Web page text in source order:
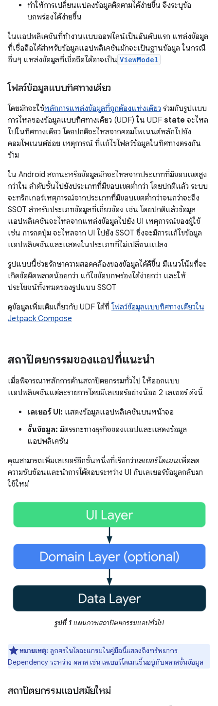
ทำให้การเปลี่ยนแปลงข้อมูลติดตามได้ง่ายขึ้น จึงระบุข้อ
บกพร่องได้ง่ายขึ้น
ในแอปพลิเคชันที่ทำงานแบบออฟไลน์เป็นอันดับแรก แหล่งข้อมูล
ที่เชื่อถือได้สำหรับข้อมูลแอปพลิเคชันมักจะเป็นฐานข้อมูล ในกรณี
อื่นๆ แหล่งข้อมูลที่เชื่อถือได้อาจเป็น ViewModel
โฟลว์ข้อมูลแบบทิศทางเดียว
โดยมักจะใช้หลักการแหล่งข้อมูลที่ถูกต้องแห่งเดียว ร่วมกับรูปแบบ
การไหลของข้อมูลแบบทิศทางเดียว (UDF) ใน UDF state จะไหล
ไปในทิศทางเดียว โดยปกติจะไหลจากคอมโพเนนต์หลักไปยัง
คอมโพเนนต์ย่อย เหตุการณ์ ที่แก้ไขโฟลว์ข้อมูลในทิศทางตรงกัน
ข้าม
ใน Android สถานะหรือข้อมูลมักจะไหลจากประเภทที่มีขอบเขตสูง
กว่าใน ลำดับชั้นไปยังประเภทที่มีขอบเขตต่ำกว่า โดยปกติแล้ว ระบบ
จะทริกเกอร์เหตุการณ์จากประเภทที่มีขอบเขตต่ำกว่าจนกว่าจะถึง
SSOT สำหรับประเภทข้อมูลที่เกี่ยวข้อง เช่น โดยปกติแล้วข้อมูล
แอปพลิเคชันจะไหลจากแหล่งข้อมูลไปยัง UI เหตุการณ์ของผู้ใช้
เช่น การกดปุ่ม จะไหลจาก UI ไปยัง SSOT ซึ่งจะมีการแก้ไขข้อมูล
แอปพลิเคชันและแสดงในประเภทที่ไม่เปลี่ยนแปลง
รูปแบบนี้ช่วยรักษาความสอดคล้องของข้อมูลได้ดีขึ้น มีแนวโน้มที่จะ
เกิดข้อผิดพลาดน้อยกว่า แก้ไขข้อบกพร่องได้ง่ายกว่า และให้
ประโยชน์ทั้งหมดของรูปแบบ SSOT
ดูข้อมูลเพิ่มเติมเกี่ยวกับ UDF ได้ที่ โฟลว์ข้อมูลแบบทิศทางเดียวใน
Jetpack Compose
สถาปัตยกรรมของแอปที่แนะนำ
เมื่อพิจารณาหลักการด้านสถาปัตยกรรมทั่วไป ให้ออกแบบ
แอปพลิเคชันแต่ละรายการโดยมีเลเยอร์อย่างน้อย 2 เลเยอร์ ดังนี้
เลเยอร์ UI: แสดงข้อมูลแอปพลิเคชันบนหน้าจอ
ชั้นข้อมูล: มีตรรกะทางธุรกิจของแอปและแสดงข้อมูล
แอปพลิเคชัน
คุณสามารถเพิ่มเลเยอร์อีกชั้นหนึ่งที่เรียกว่าเลเยอร์โดเมนเพื่อลด
ความซับซ้อนและนำการโต้ตอบระหว่าง UI กับเลเยอร์ข้อมูลกลับมา
ใช้ใหม่
รูปที่ 1แผนภาพสถาปัตยกรรมแอปทั่วไป
หมายเหตุ: ลูกศรในไดอะแกรมในคู่มือนี้แสดงถึงทรัพยากร
Dependency ระหว่าง คลาส เช่น เลเยอร์โดเมนขึ้นอยู่กับคลาสชั้นข้อมูล
สถาปัตยกรรมแอปสมัยใหม่